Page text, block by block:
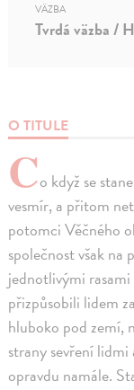
O TITULE
Co když se
vesmír, a přitom
potomci Věčného
společnost však
jednotlivými
přizpůsobili lidem
hluboko pod zemí,
strany sevření
opravdu namále.
VÄZBA
Tvrdá väzba /